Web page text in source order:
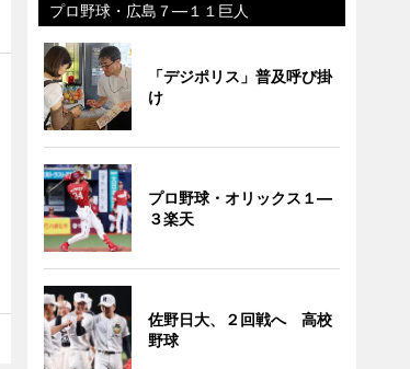
プロ野球・広島７―１１巨人
「デジポリス」普及呼び掛
け
プロ野球・オリックス１―
３楽天
佐野日大、２回戦へ 高校
野球